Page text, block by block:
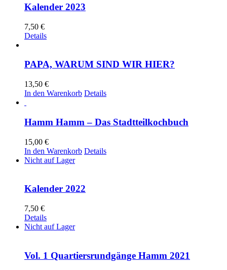
Kalender 2023
7,50 €
Details
PAPA, WARUM SIND WIR HIER?
13,50 €
In den Warenkorb Details
Hamm Hamm – Das Stadtteilkochbuch
15,00 €
In den Warenkorb Details
Nicht auf Lager
Kalender 2022
7,50 €
Details
Nicht auf Lager
Vol. 1 Quartiersrundgänge Hamm 2021